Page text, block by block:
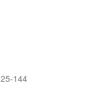
144